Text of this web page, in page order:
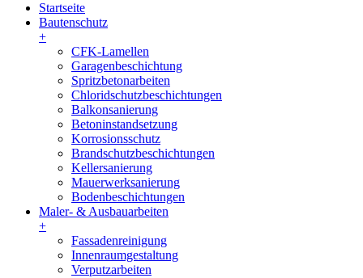
Startseite
Bautenschutz
+
CFK-Lamellen
Garagenbeschichtung
Spritzbetonarbeiten
Chloridschutzbeschichtungen
Balkonsanierung
Betoninstandsetzung
Korrosionsschutz
Brandschutzbeschichtungen
Kellersanierung
Mauerwerksanierung
Bodenbeschichtungen
Maler- & Ausbauarbeiten
+
Fassadenreinigung
Innenraumgestaltung
Verputzarbeiten